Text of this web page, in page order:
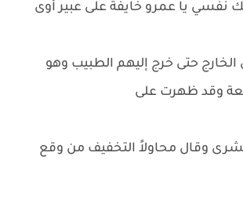
يا عمرو خايفة على عبير أوى
الخارج حتى خرج إليهم الطبيب وهو
وقد ظهرت على
وقال محاولاً التخفيف من وقع